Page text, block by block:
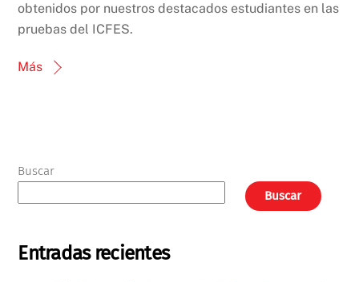
obtenidos por nuestros destacados estudiantes en las
pruebas del ICFES.
Más
Buscar
Buscar
Entradas recientes